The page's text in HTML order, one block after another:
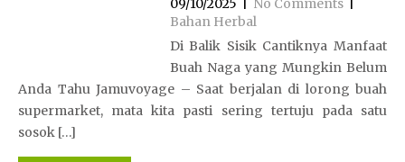
09/10/2025 No Comments
Bahan Herbal
Di Balik Sisik Cantiknya Manfaat
Buah Naga yang Mungkin Belum
Anda Tahu Jamuvoyage – Saat berjalan di lorong buah
supermarket, mata kita pasti sering tertuju pada satu
sosok […]